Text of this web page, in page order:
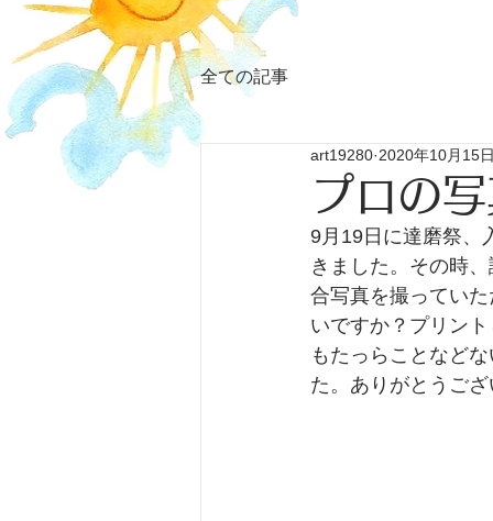
全ての記事
プロの
art19280 2020年10月15
9月19日に達磨祭、
きました。その時
合写真を撮ってい
いですか？プリン
もたっらことなど
た。ありがとうご